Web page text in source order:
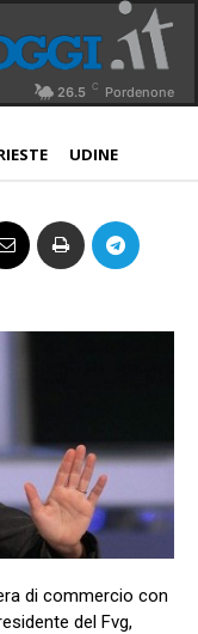
26.5 C Pordenone
UDINE
di
di commercio con
del Fvg,